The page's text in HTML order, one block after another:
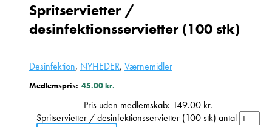
Desinfektion, NYHEDER, Værnemidler
Spritservietter /
desinfektionsservietter (100 stk)
Medlemspris: 45.00kr.
Pris uden medlemskab: 149.00 kr.
Spritservietter / desinfektionsservietter (100 stk) antal